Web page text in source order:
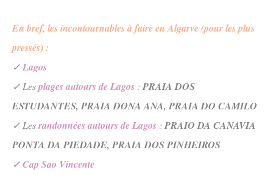
En bref, les incontournables à faireenAlgarve (pour les plus
pressés) :
✓Lagos
✓ Lesplages autours de Lagos : PRAIA DOS
ESTUDANTES,PRAIA DONA ANA,PRAIA DO CAMILO
✓ Lesrandonnées autours de Lagos : PRAIO DA CANAVIA
PONTA DA PIEDADE,PRAIA DOS PINHEIROS
✓Cap Sao Vincente